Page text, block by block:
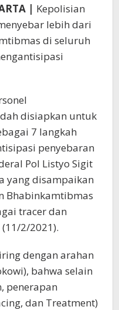
| Kepolisian
lebih dari
di seluruh
disiapkan untuk
7 langkah
penyebaran
Pol Listyo Sigit
yang disampaikan
Bhabinkamtibmas
tracer dan
2/2021).
dengan arahan
bahwa selain
penerapan
dan Treatment)